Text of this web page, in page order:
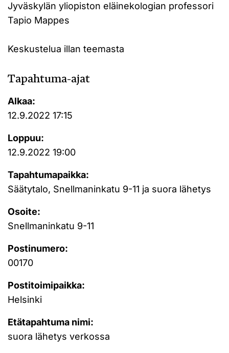
Jyväskylän yliopiston eläinekologian professori
Tapio Mappes
Keskustelua illan teemasta
Tapahtuma-ajat
Alkaa:
12.9.2022 17:15
Loppuu:
12.9.2022 19:00
Tapahtumapaikka:
Säätytalo, Snellmaninkatu 9-11 ja suora lähetys
Osoite:
Snellmaninkatu 9-11
Postinumero:
00170
Postitoimipaikka:
Helsinki
Etätapahtuma nimi:
suora lähetys verkossa